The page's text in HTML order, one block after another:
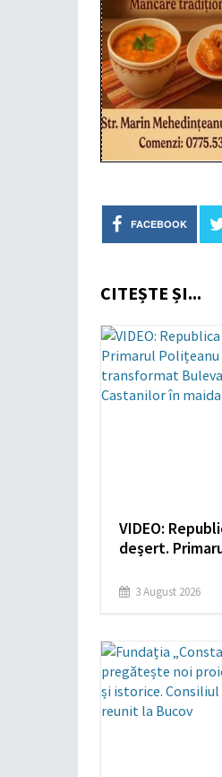
FACEBOOK
CITEȘTE ȘI...
VIDEO:
deșert.
Bulevardul
3 August 2026